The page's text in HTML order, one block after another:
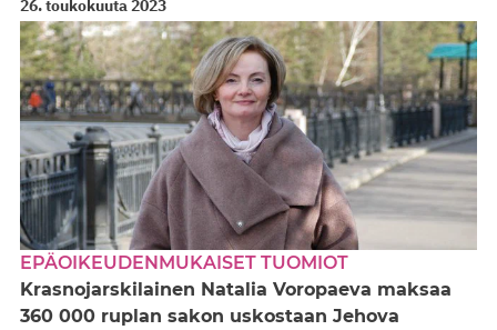
26. toukokuuta 2023
EPÄOIKEUDENMUKAISET TUOMIOT
Krasnojarskilainen Natalia Voropaeva maksaa
360 000 ruplan sakon uskostaan Jehova